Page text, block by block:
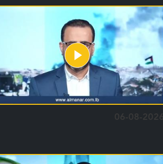
06-08-2026